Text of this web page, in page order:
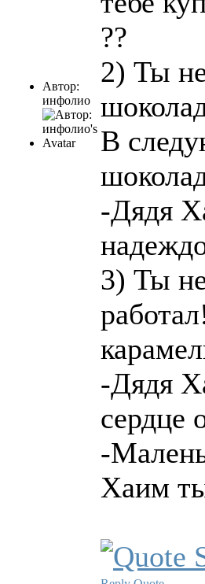
Автор:
инфолио
??
2) Ты
В
-Дядя
3) Ты
-Дядя
сердце
-
Хаим